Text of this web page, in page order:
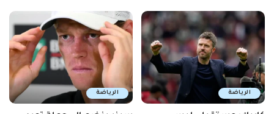
الرياضة الرياضة